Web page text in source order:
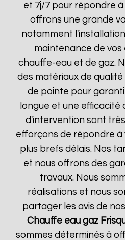
et 7j/7 pour répondre à
offrons une grande
notamment
maintenance de
chauffe-eau et de gaz.
des matériaux de
de pointe pour
longue et une efficacité
d'intervention sont
efforçons de répondre à
plus brefs délais. Nos
et nous offrons des
travaux. Nous
réalisations et nous
partager les avis de
Chauffe eau gaz
sommes déterminés à